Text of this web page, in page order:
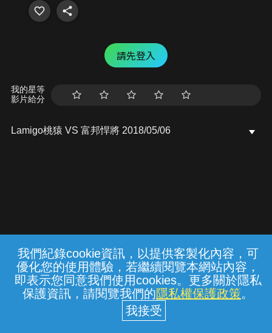
我們紀錄cookie資訊，以提供客製化內容，可
優化您的使用體驗，若繼續閱覽本網站內容，
即表示您同意我們使用cookies。更多關於隱私
保護資訊，請閱覽我們的隱私權保護政策。
請先登入
我的星等
影片給分
Lamigo桃猿 VS 富邦悍將 2018/05/06
常見問題 線上客服 服務條款 隱私權保護
中華電信股份有限公司個人家庭分公司
(統一編號：96979949) © 2026
{{notifyMsg}}